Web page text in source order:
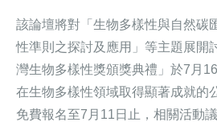
該論壇將對「生物多樣性與自然碳
性準則之探討及應用」等主題展開
灣生物多樣性獎頒獎典禮」於7月
在生物多樣性領域取得顯著成就的
免費報名至7月11日止，相關活動